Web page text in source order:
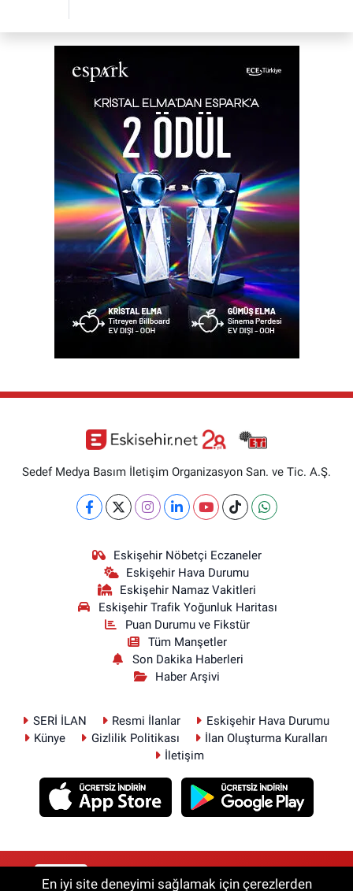
Sedef Medya Basım İletişim Organizasyon San. ve Tic. A.Ş.
Eskişehir Nöbetçi Eczaneler
Eskişehir Hava Durumu
Eskişehir Namaz Vakitleri
Eskişehir Trafik Yoğunluk Haritası
Puan Durumu ve Fikstür
Tüm Manşetler
Son Dakika Haberleri
Haber Arşivi
SERİ İLAN Resmi İlanlar
Eskişehir Hava Durumu
Künye
Gizlilik Politikası
İlan Oluşturma Kuralları
İletişim
RSS Copyright © 2026. Her hakkı saklıdır.
En iyi site deneyimi sağlamak için çerezlerden